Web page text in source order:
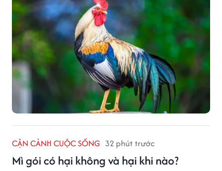
CẬN CẢNH CUỘC SỐNG 32 phút trước
Mì gói có hại không và hại khi nào?